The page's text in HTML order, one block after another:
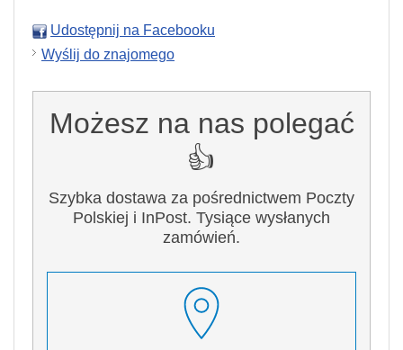
Udostępnij na Facebooku
Wyślij do znajomego
Możesz na nas polegać
👍
Szybka dostawa za pośrednictwem Poczty
Polskiej i InPost. Tysiące wysłanych
zamówień.